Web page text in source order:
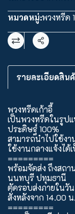
หมวดหมู่:พวงหรีด
แชร์
รายละเอียดสิน
พวงหรีดเก้าอี้
เป็นพวงหรีดในรูป
ประดิษฐ์ 100%
สามารถนำไปใช้งา
ใช้งานกลางแจ้งไ
=========
พร้อมจัดส่ง ถึงสถา
นนทบุรี ปทุมธานี
ตัดรอบส่งภายในวั
สั่งหลังจาก 14.00
=========